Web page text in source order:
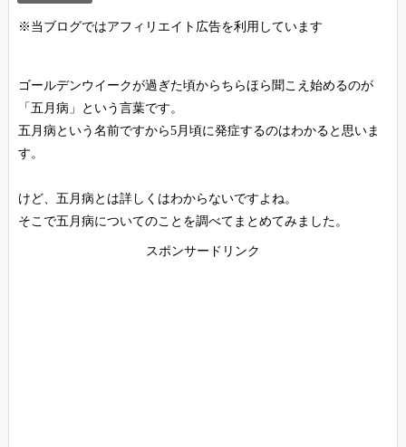
※当ブログではアフィリエイト広告を利用しています
ゴールデンウイークが過ぎた頃からちらほら聞こえ始めるのが
「五月病」という言葉です。
五月病という名前ですから5月頃に発症するのはわかると思いま
す。
けど、五月病とは詳しくはわからないですよね。
そこで五月病についてのことを調べてまとめてみました。
スポンサードリンク